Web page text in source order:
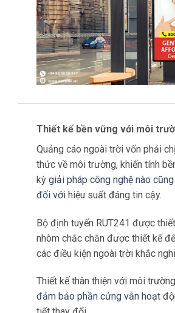
Thiết kế bền vững với môi
Quảng cáo ngoài trời vốn phải
thức về môi trường, khiến tính
kỳgiải pháp công nghệ nào cũng
đối vớihiệu suất đáng tin cậy.
Bộ định tuyến RUT241 được
nhôm chắc chắn được thiết kế
các điều kiện ngoài trời khắc